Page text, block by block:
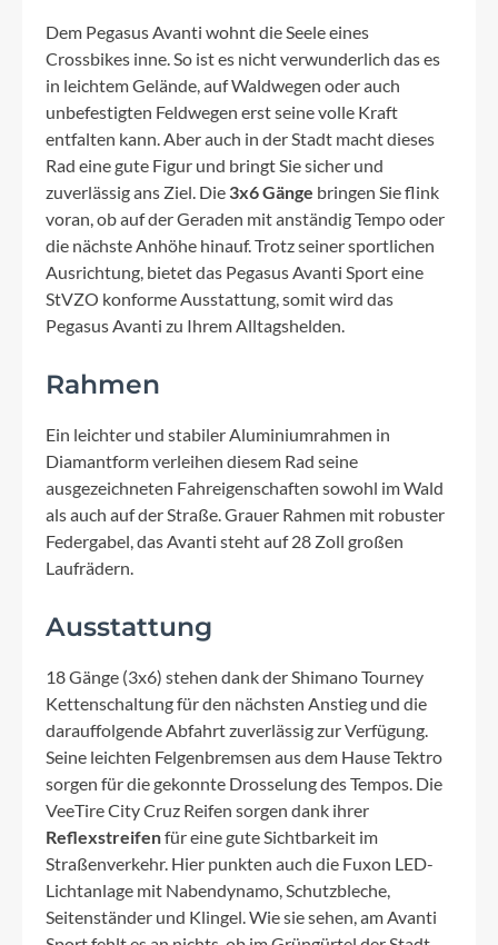
Dem Pegasus Avanti wohnt die Seele eines
Crossbikes inne. So ist es nicht verwunderlich das es
in leichtem Gelände, auf Waldwegen oder auch
unbefestigten Feldwegen erst seine volle Kraft
entfalten kann. Aber auch in der Stadt macht dieses
Rad eine gute Figur und bringt Sie sicher und
zuverlässig ans Ziel. Die 3x6 Gänge bringen Sie flink
voran, ob auf der Geraden mit anständig Tempo oder
die nächste Anhöhe hinauf. Trotz seiner sportlichen
Ausrichtung, bietet das Pegasus Avanti Sport eine
StVZO konforme Ausstattung, somit wird das
Pegasus Avanti zu Ihrem Alltagshelden.
Rahmen
Ein leichter und stabiler Aluminiumrahmen in
Diamantform verleihen diesem Rad seine
ausgezeichneten Fahreigenschaften sowohl im Wald
als auch auf der Straße. Grauer Rahmen mit robuster
Federgabel, das Avanti steht auf 28 Zoll großen
Laufrädern.
Ausstattung
18 Gänge (3x6) stehen dank der Shimano Tourney
Kettenschaltung für den nächsten Anstieg und die
darauffolgende Abfahrt zuverlässig zur Verfügung.
Seine leichten Felgenbremsen aus dem Hause Tektro
sorgen für die gekonnte Drosselung des Tempos. Die
VeeTire City Cruz Reifen sorgen dank ihrer
Reflexstreifenfür eine gute Sichtbarkeit im
Straßenverkehr. Hier punkten auch die Fuxon LED-
Lichtanlage mit Nabendynamo, Schutzbleche,
Seitenständer und Klingel. Wie sie sehen, am Avanti